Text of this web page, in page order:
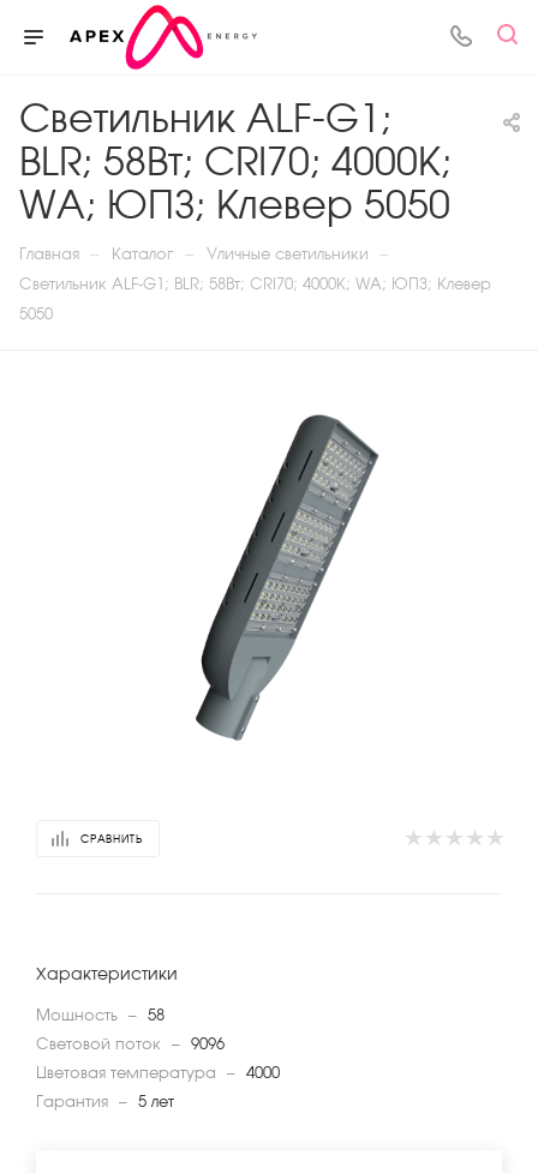
Светильник ALF-G1;
BLR; 58Вт; CRI70; 4000K;
WA; ЮПЗ; Клевер 5050
Главная — Каталог — Уличные светильники —
Светильник ALF-G1; BLR; 58Вт; CRI70; 4000K; WA; ЮПЗ; Клевер
5050
СРАВНИТЬ
Характеристики
Мощность — 58
Световой поток
— 9096
Цветовая температура
— 4000
Гарантия — 5 лет